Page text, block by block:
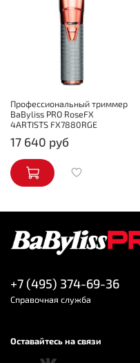
Профессиональный триммер
BaByliss PRO RoseFX
4ARTISTS FX7880RGE
17 640 руб
+7 (495) 374-69-36
Cправочная служба
Оставайтесь на связи